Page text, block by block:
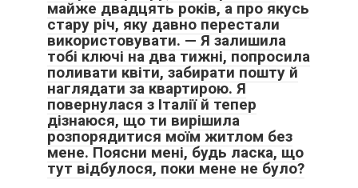
майже двадцять років, а про якусь
стару річ, яку давно перестали
використовувати. — Я залишила
тобі ключі на два тижні, попросила
поливати квіти, забирати пошту й
наглядати за квартирою. Я
повернулася з Італії й тепер
дізнаюся, що ти вирішила
розпорядитися моїм житлом без
мене. Поясни мені, будь ласка, що
тут відбулося, поки мене не було?